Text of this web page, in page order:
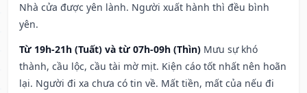
Nhà cửa được yên lành. Người xuất hành thì đều bình
yên.
Từ 19h-21h (Tuất) và từ 07h-09h (Thìn) Mưu sự khó
thành, cầu lộc, cầu tài mờ mịt. Kiện cáo tốt nhất nên hoãn
lại. Người đi xa chưa có tin về. Mất tiền, mất của nếu đi